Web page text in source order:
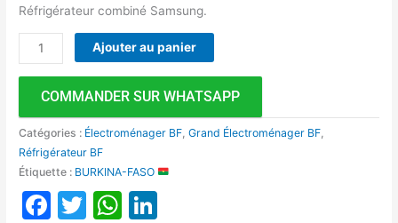
Réfrigérateur combiné Samsung.
Ajouter au panier
COMMANDER SUR WHATSAPP
Catégories : Électroménager BF ,Grand Électroménager BF
Réfrigérateur BF
Étiquette : BURKINA-FASO
Facebook
TwitterWhatsApp